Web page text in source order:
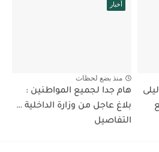
أخبار
منذ بضع لحظات
هام جدا لجميع المواطنين :
بلاغ عاجل من وزارة الداخلية …
التفاصيل